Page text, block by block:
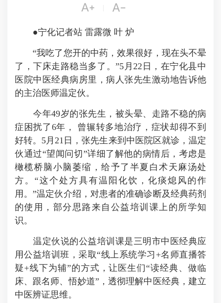
 
●宁化记者站 雷露微 叶 炉
“我吃了您开的中药，效果很好，现在头不晕
了，下床走路稳当多了。”5月22日，在宁化县中
医院中医经典病房里，病人张先生激动地告诉他
的主治医师温定伙。
今年49岁的张先生，被头晕、走路不稳的病
症困扰了6年， 曾辗转多地治疗，症状却得不到
好转。5月21日，张先生来到中医院区就诊，温定
伙通过“望闻问切”详细了解他的病情后，考虑是
橄榄桥脑小脑萎缩，给予了半夏白术天麻汤处
方。“这个处方具有温阳化饮，化痰熄风的作
用。”温定伙介绍，对患者的准确诊断及经典药剂
的使用，部分思路来自公益培训课上的所学知
识。
温定伙说的公益培训课是三明市中医经典应
用公益培训班，采取“线上系统学习+名师直播答
疑+线下为辅”的方式，让医生们“读经典、做临
床、跟名师、悟妙道”，透彻理解中医经典，建立
中医辨证思维。